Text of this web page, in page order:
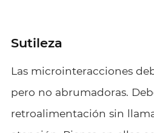
Sutileza
Las microinteracciones
pero no abrumadoras.
retroalimentación sin